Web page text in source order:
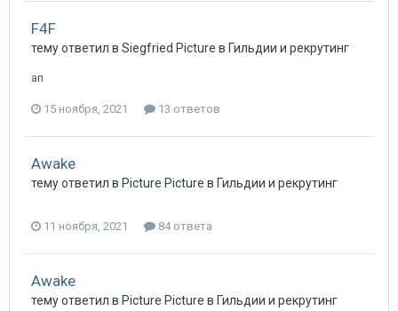
F4F
тему ответил в Siegfried Picture в Гильдии и рекрутинг
ап
15 ноября, 2021 13 ответов
Awake
тему ответил в Picture Picture в Гильдии и рекрутинг
11 ноября, 2021 84 ответа
Awake
тему ответил в Picture Picture в Гильдии и рекрутинг